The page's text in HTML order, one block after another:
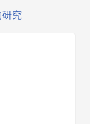
研究